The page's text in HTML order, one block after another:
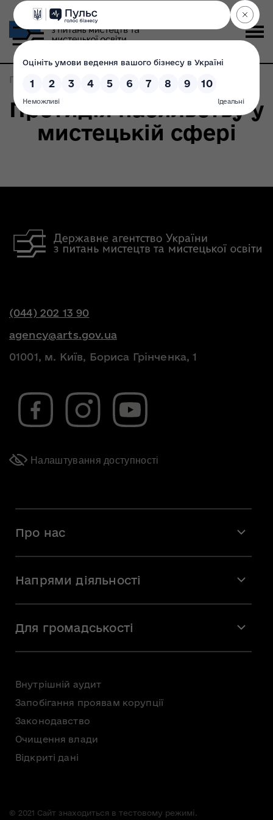
Головна Записи по метке: освіта
Протидія насильству у
мистецькій сфері
(044) 202 13 90
agency@arts.gov.ua
01001, м. Київ, Бориса Грінченка, 1
Налаштування доступності
Про нас
Команда
Вакансії
Напрями діяльності
Мистецька освіта
Для громадськості
Громадська рада
Консультації з громадськістю
Доступ до публічної інформації
Безоплатна первинна правнича допомога
Внутрішній аудит
Запобігання проявам корупції
Законодавство
Очищення влади
Відкриті дані
© 2021 Сайт знаходиться в тестовому режимі.